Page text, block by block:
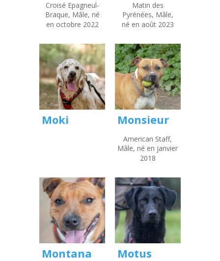
Croisé Epagneul-
Braque, Mâle, né
en octobre 2022
Matin des
Pyrénées, Mâle,
né en août 2023
Moki Monsieur
American Staff,
Mâle, né en janvier
2018
Montana Motus